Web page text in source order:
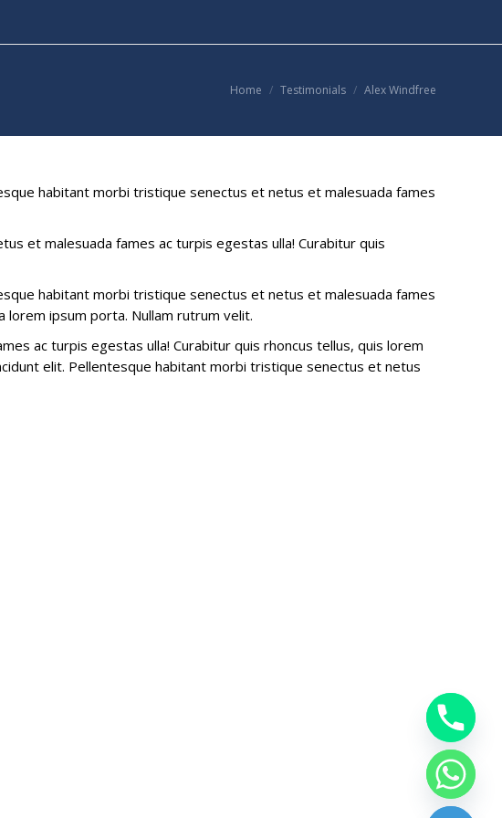
You are here:
Home Testimonials Alex Windfree
habitant morbi tristique senectus et netus et malesuada fames
et malesuada fames ac turpis egestas ulla! Curabitur quis
habitant morbi tristique senectus et netus et malesuada fames
lorem ipsum porta. Nullam rutrum velit.
ac turpis egestas ulla! Curabitur quis rhoncus tellus, quis lorem
elit. Pellentesque habitant morbi tristique senectus et netus